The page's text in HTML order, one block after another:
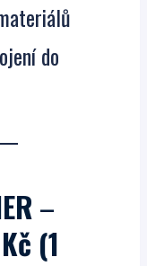
do
–
(1